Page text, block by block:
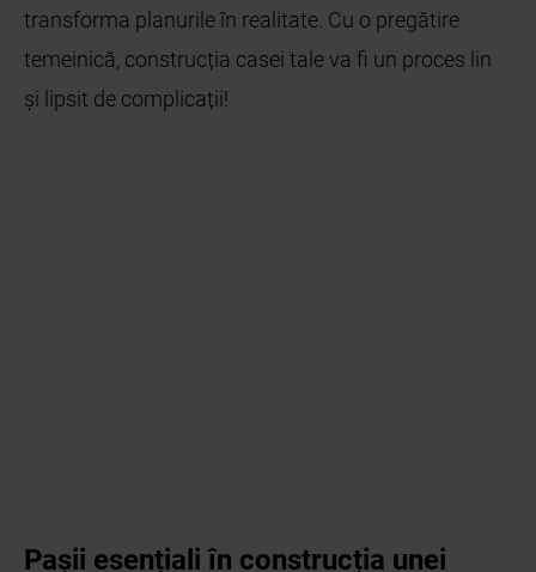
transforma planurile în realitate. Cu o pregătire
temeinică, construcția casei tale va fi un proces lin
și lipsit de complicații!
Pașii esențiali în construcția unei